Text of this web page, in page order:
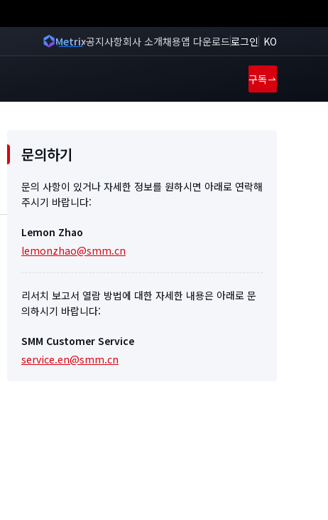
Metrix공지사항회사 소개채용앱 다운로드로그인 KO
구독
문의하기
문의 사항이 있거나 자세한 정보를 원하시면 아래로 연락해
주시기 바랍니다:
Lemon Zhao
lemonzhao@smm.cn
리서치 보고서 열람 방법에 대한 자세한 내용은 아래로 문
의하시기 바랍니다:
SMM Customer Service
service.en@smm.cn